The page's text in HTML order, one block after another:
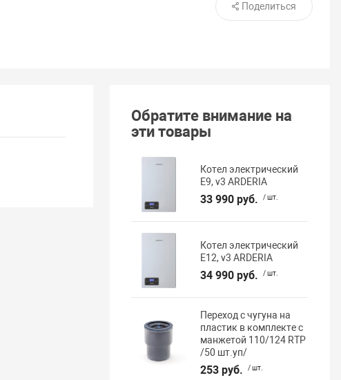
Поделиться
Обратите внимание на
эти товары
Котел электрический
E9, v3 ARDERIA
33 990 руб. / шт.
Котел электрический
E12, v3 ARDERIA
34 990 руб. / шт.
Переход с чугуна на
пластик в комплекте с
манжетой 110/124 RTP
/50 шт.уп/
253 руб. / шт.